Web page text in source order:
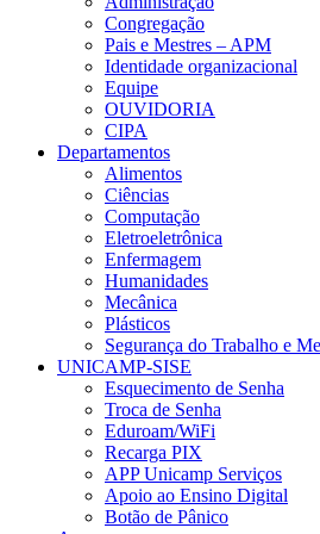
Congregação
Pais e Mestres – APM
Identidade organizacional
Equipe
OUVIDORIA
CIPA
Departamentos
Alimentos
Ciências
Computação
Eletroeletrônica
Enfermagem
Humanidades
Mecânica
Plásticos
Segurança do Trabalho e
UNICAMP-SISE
Esquecimento de Senha
Troca de Senha
Eduroam/WiFi
Recarga PIX
APP Unicamp Serviços
Apoio ao Ensino Digital
Botão de Pânico